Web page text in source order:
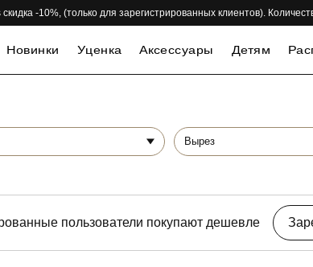
-10%, (только для зарегистрированных клиентов).
Новинки Уценка Аксессуары Детям
Вырез
пользователи покупают дешевле